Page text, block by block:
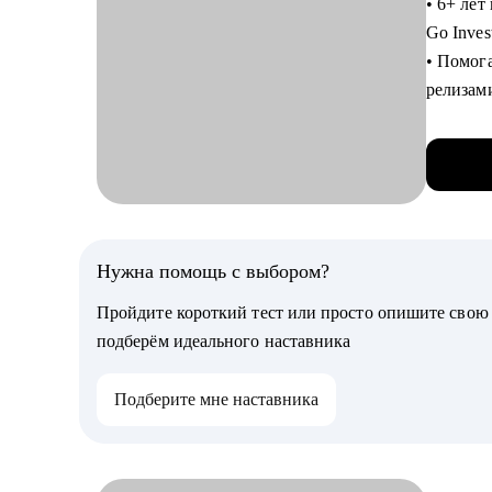
•
•
Lead
• 6+
Go
•
• 2024
• 2023
• Аудит
Нужна помощь с выбором?
Пройдите короткий тест или просто опишите
подберём идеального наставника
Подберите мне наставника